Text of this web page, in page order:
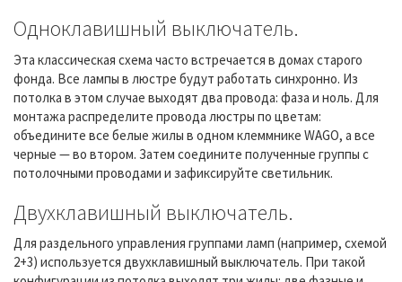
Одноклавишный выключатель.
Эта классическая схема часто встречается в домах старого
фонда. Все лампы в люстре будут работать синхронно. Из
потолка в этом случае выходят два провода: фаза и ноль. Для
монтажа распределите провода люстры по цветам:
объедините все белые жилы в одном клеммнике WAGO, а все
черные — во втором. Затем соедините полученные группы с
потолочными проводами и зафиксируйте светильник.
Двухклавишный выключатель.
Для раздельного управления группами ламп (например, схемой
2+3) используется двухклавишный выключатель. При такой